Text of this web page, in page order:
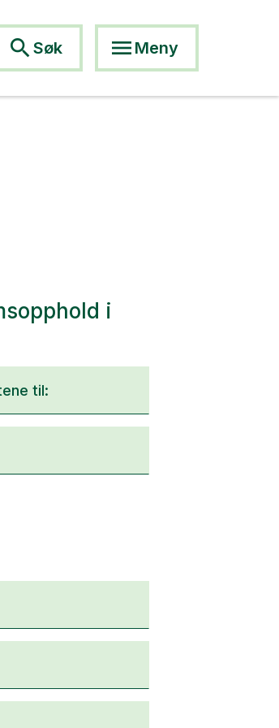
search Søk menu Meny
i
til: